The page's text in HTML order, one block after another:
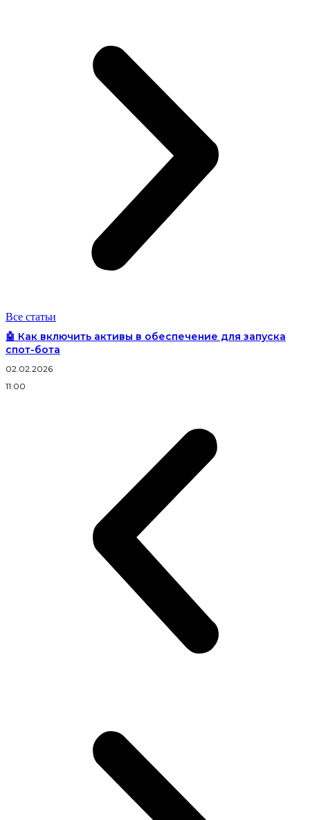
Все статьи
🤖 Как включить активы в обеспечение для запуска
спот-бота
02.02.2026
11:00